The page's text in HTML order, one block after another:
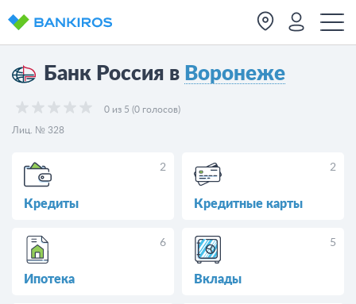
Банк Россия в Воронеже
0 из 5 (0 голосов)
Лиц. № 328
2
Кредиты
2
Кредитные карты
6
Ипотека
5
Вклады